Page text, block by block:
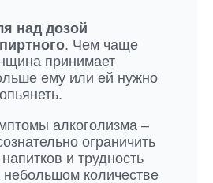
над дозой
. Чем чаще
принимает
ему или ей нужно
алкоголизма –
ограничить
и трудность
небольшом количестве